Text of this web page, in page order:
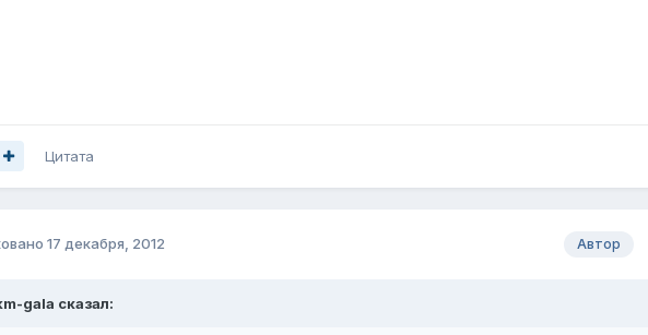
Цитата
Автор
17 декабря, 2012
gala сказал: